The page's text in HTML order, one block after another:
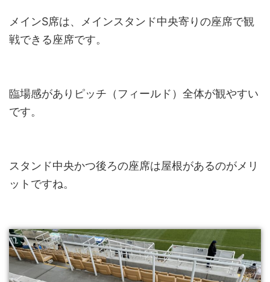
メインS席は、メインスタンド中央寄りの座席で観
戦できる座席です。
臨場感がありピッチ（フィールド）全体が観やすい
です。
スタンド中央かつ後ろの座席は屋根があるのがメリ
ットですね。